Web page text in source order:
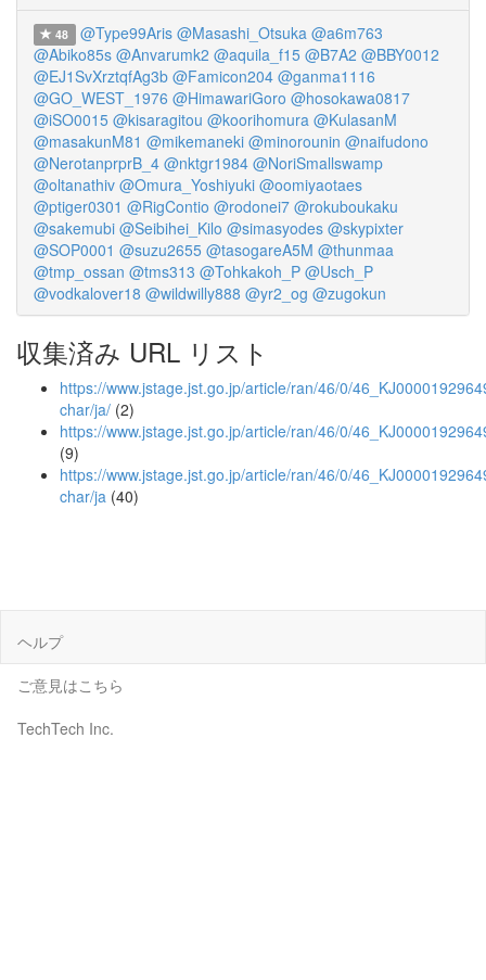
48 @Type99Aris @Masashi_Otsuka @a6m763
@Abiko85s @Anvarumk2 @aquila_f15 @B7A2 @BBY0012
@EJ1SvXrztqfAg3b @Famicon204 @ganma1116
@GO_WEST_1976 @HimawariGoro @hosokawa0817
@iSO0015 @kisaragitou @koorihomura @KulasanM
@masakunM81 @mikemaneki @minorounin @naifudono
@NerotanprprB_4 @nktgr1984 @NoriSmallswamp
@oltanathiv @Omura_Yoshiyuki @oomiyaotaes
@ptiger0301 @RigContio @rodonei7 @rokuboukaku
@sakemubi @Seibihei_Kilo @simasyodes @skypixter
@SOP0001 @suzu2655 @tasogareA5M @thunmaa
@tmp_ossan @tms313 @Tohkakoh_P @Usch_P
@vodkalover18 @wildwilly888 @yr2_og @zugokun
収集済み URL リスト
https://www.jstage.jst.go.jp/article/ran/46/0/
char/ja/ (2)
https://www.jstage.jst.go.jp/article/ran/46/0/
(9)
https://www.jstage.jst.go.jp/article/ran/46/0/
char/ja (40)
ヘルプ
ご意見はこちら
TechTech Inc.